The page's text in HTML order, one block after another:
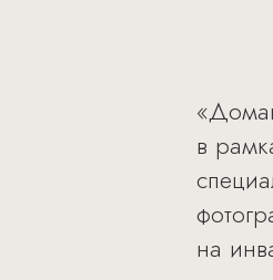
в
на